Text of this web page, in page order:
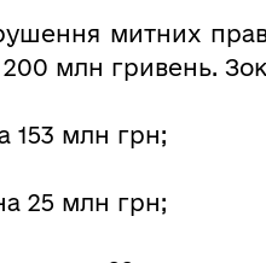
митних
млн гривень.
153 млн грн;
25 млн грн;